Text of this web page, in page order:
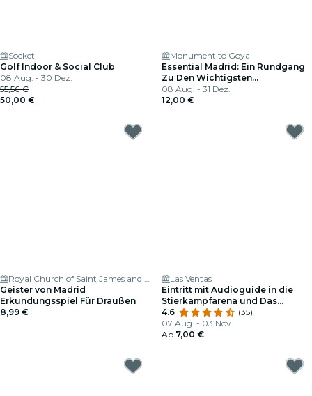
Socket
Golf Indoor & Social Club
08 Aug. - 30 Dez.
55,56 €
50,00 €
Monument to Goya
Essential Madrid: Ein Rundgang
Zu Den Wichtigsten
Sehenswürdigkeiten der Stadt
08 Aug. - 31 Dez.
12,00 €
Royal Church of Saint James and Saint John the Baptist
Geister von Madrid
Erkundungsspiel Für Draußen
8,99 €
Las Ventas
Eintritt mit Audioguide in die
Stierkampfarena und Das
Museum von Las Ventas
4.6
(35)
07 Aug. - 03 Nov.
Ab 7,00 €